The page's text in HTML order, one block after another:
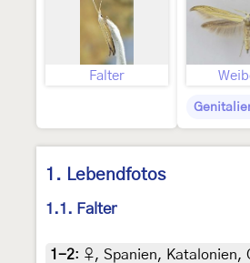
Falter
1. Lebendfotos
1.1. Falter
1-2: ♀, Spanien, Katalonien,